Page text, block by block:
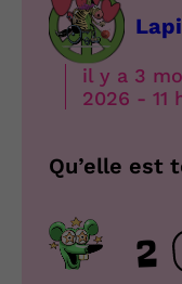
il y a 3
2026 - 11
Qu’elle est
2